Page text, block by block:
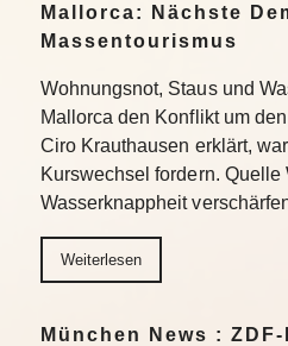
Mallorca: Nächste
Massentourismus
Wohnungsnot, Staus und
Mallorca den Konflikt um
Ciro Krauthausen erklärt,
Kurswechsel fordern.
Wasserknappheit
Weiterlesen
München News :